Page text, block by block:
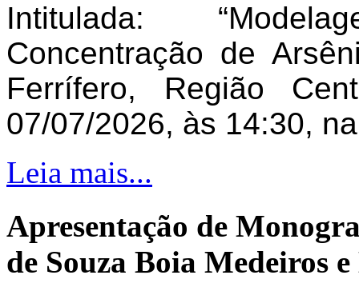
Intitulada:
Concentração de
Ferrífero, Região
07/07/2026, às 14:30,
Leia mais...
Apresentação de
de Souza Boia Medeiros